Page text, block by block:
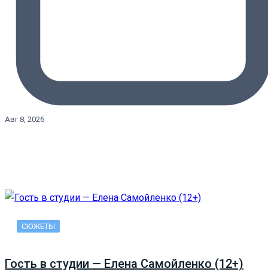
Авг 8, 2026
СЮЖЕТЫ
Гость в студии — Елена Самойленко (12+)